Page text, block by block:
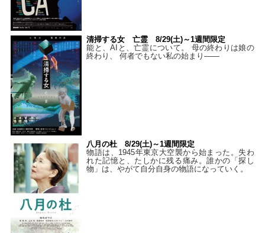
清掃する女 亡霊 8/29(土)～1週間限定
能と、AIと、亡霊について。 母の終わりは娘の
終わり、 何者でもない私の始まり――
八月の杜 8/29(土)～1週間限定
物語は、1945年東京大空襲から始まった。失わ
れた記憶と、たしかに残る痛み。誰かの「探し
物」は、やがて自分自身の物語になっていく。